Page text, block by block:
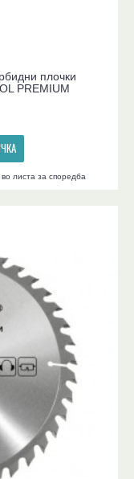
плочки
PREMIUM
листа за споредба